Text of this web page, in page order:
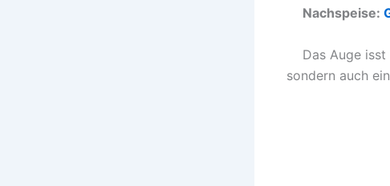
Nachspeise:
Das Auge
sondern auch